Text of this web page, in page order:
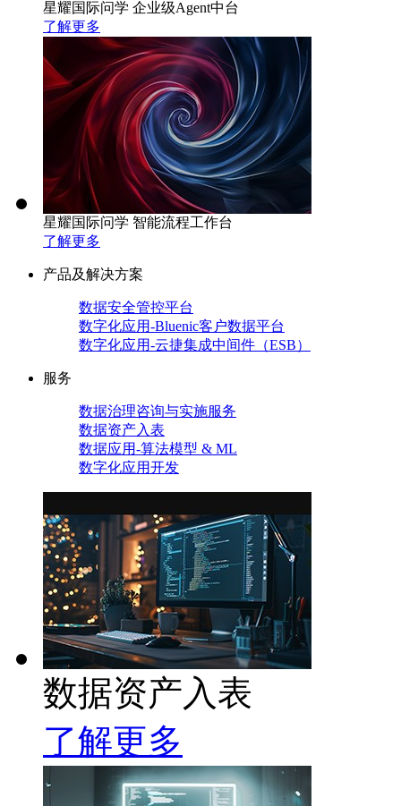
星耀国际问学 企业级Agent中台
了解更多
星耀国际问学 智能流程工作台
了解更多
产品及解决方案
数据安全管控平台
数字化应用-Bluenic客户数据平台
数字化应用-云捷集成中间件（ESB）
服务
数据治理咨询与实施服务
数据资产入表
数据应用-算法模型 & ML
数字化应用开发
数据资产入表
了解更多